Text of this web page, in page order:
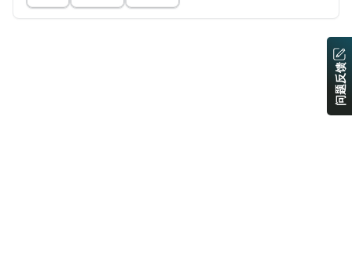
问题反馈